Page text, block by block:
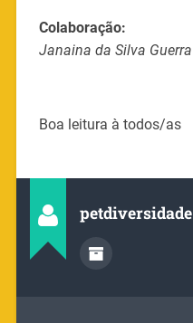
Colaboração:
Janaina da Silva Guerra
Boa leitura à todos/as
petdiversidade